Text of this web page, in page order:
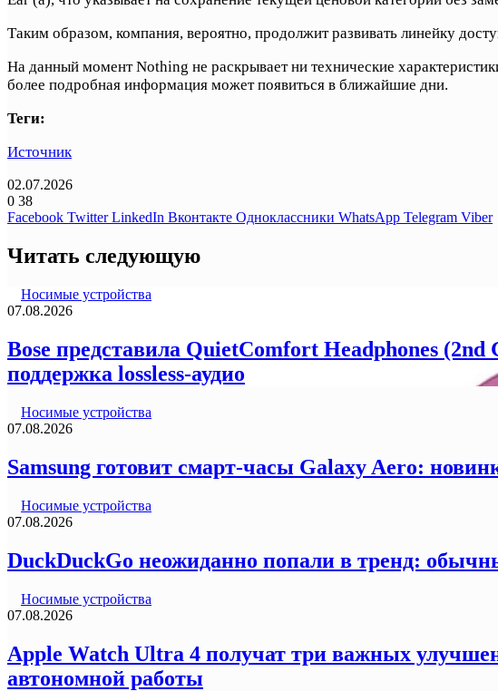
Таким образом, компания, вероятно, продолжит развивать линейку
На данный момент Nothing не раскрывает ни технические
более подробная информация может появиться в ближайшие дни.
Теги:
Источник
02.07.2026
0 38
Facebook Twitter LinkedIn Вконтакте Одноклассники WhatsApp Telegram Viber
Читать следующую
Носимые устройства
07.08.2026
Bose представила QuietComfort Headphones
поддержка lossless-аудио
Носимые устройства
07.08.2026
Samsung готовит смарт-часы Galaxy Aero:
Носимые устройства
07.08.2026
DuckDuckGo неожиданно попали в тренд:
Носимые устройства
07.08.2026
Apple Watch Ultra 4 получат три важных
автономной работы